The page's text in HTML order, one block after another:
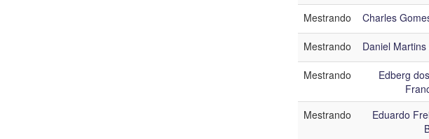
Mestrando Charles
Mestrando Daniel
Mestrando
Edberg
Mestrando
Eduardo